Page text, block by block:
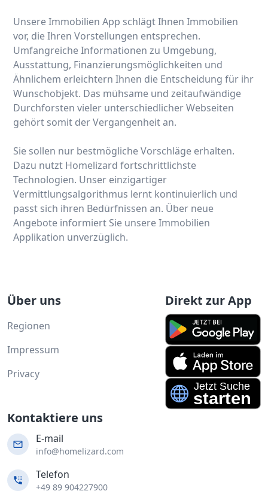
Unsere Immobilien App schlägt Ihnen Immobilien
vor, die Ihren Vorstellungen entsprechen.
Umfangreiche Informationen zu Umgebung,
Ausstattung, Finanzierungsmöglichkeiten und
Ähnlichem erleichtern Ihnen die Entscheidung für ihr
Wunschobjekt. Das mühsame und zeitaufwändige
Durchforsten vieler unterschiedlicher Webseiten
gehört somit der Vergangenheit an.
Sie sollen nur bestmögliche Vorschläge erhalten.
Dazu nutzt Homelizard fortschrittlichste
Technologien. Unser einzigartiger
Vermittlungsalgorithmus lernt kontinuierlich und
passt sich ihren Bedürfnissen an. Über neue
Angebote informiert Sie unsere Immobilien
Applikation unverzüglich.
Über uns
Regionen
Impressum
Privacy
Direkt zur App
Kontaktiere uns
E-mail
info@homelizard.com
Telefon
+49 89 904227900